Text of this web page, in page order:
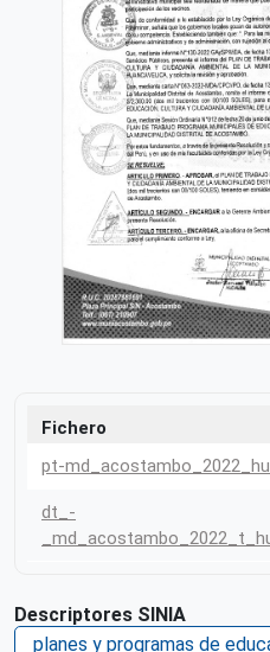
Fichero
pt-
dt_-
Descriptores SINIA
planes y programas de